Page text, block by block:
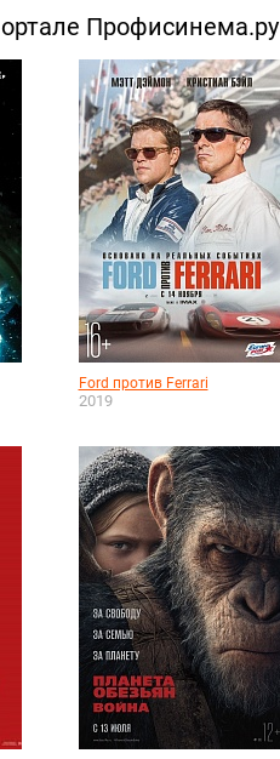
Профисинема.ру
Ford против Ferrari
2019